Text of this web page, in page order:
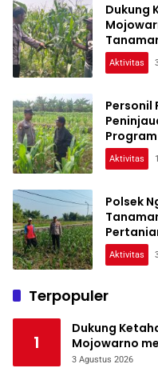
Dukung
Aktivitas
Personil
Aktivitas
Polsek
Aktivitas
Terpopuler
1
Dukung
Mojowarno
Tanaman
3 Agustus 2026